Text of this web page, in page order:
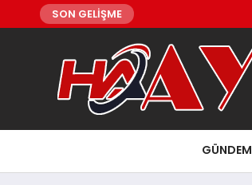
SON GELİŞME
GÜNDEM